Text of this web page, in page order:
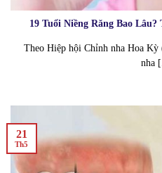
19 Tuổi Niềng Răng Bao
Theo Hiệp hội Chỉnh nha Hoa
nha
21
Th5